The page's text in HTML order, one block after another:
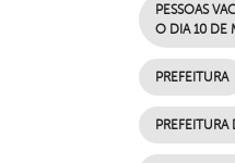
PESSOAS
O DIA 10 DE
PREFEITURA